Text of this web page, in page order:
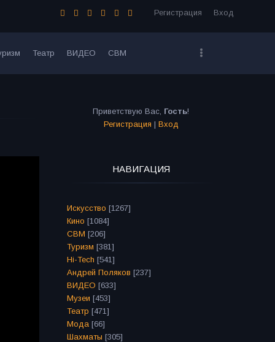
Регистрация Вход
Театр ВИДЕО СВМ
Приветствую Вас, Гость!
Регистрация | Вход
НАВИГАЦИЯ
Искусство [1267]
Кино [1084]
СВМ [206]
Туризм [381]
Hi-Tech [541]
Андрей Поляков [237]
ВИДЕО [633]
Музеи [453]
Театр [471]
Мода [66]
Шахматы [305]